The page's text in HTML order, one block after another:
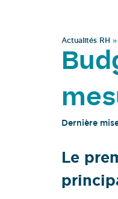
Actualités RH »
Dernière
Le